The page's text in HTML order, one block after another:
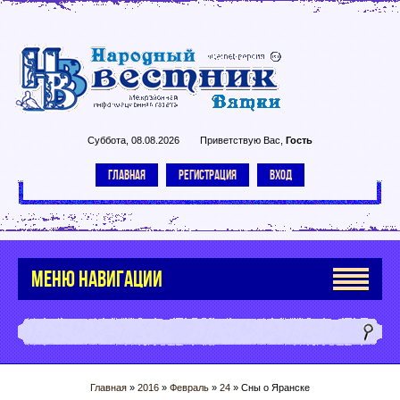
Суббота, 08.08.2026 Приветствую Вас Гость
ГЛАВНАЯ РЕГИСТРАЦИЯ ВХОД
МЕНЮ НАВИГАЦИИ
Главная » 2016 » Февраль » 24 » Сны о Яранске